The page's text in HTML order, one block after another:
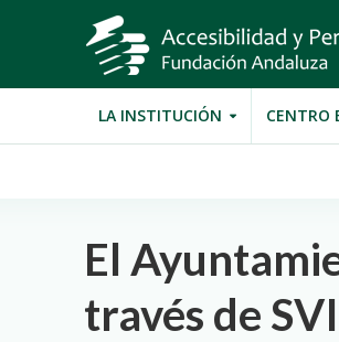
LA INSTITUCIÓN CENTRO
El
través de